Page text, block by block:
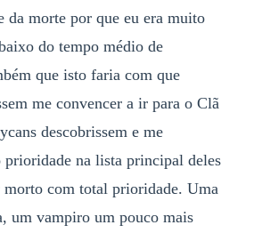
da morte por que eu era muito
do tempo médio de
que isto faria com que
me convencer a ir para o Clã
descobrissem e me
prioridade na lista principal deles
morto com total prioridade. Uma
um vampiro um pouco mais